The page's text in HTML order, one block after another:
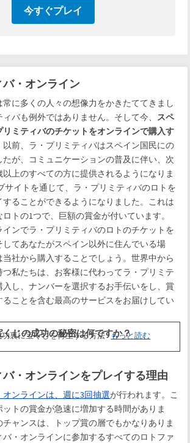
今すぐプレイ
・オンライン
に多くの人々の想像力をかきたててきまし
バも例外ではありません。そして今、 スペ
ミティバのチケットをオンラインで購入す
以前、ラ・プリミティバはスペイン国民にの
が、コミュニケーションの普及に伴い、次
上のすべての方に提供されるようになりま
サイトを通じて、ラ・プリミティバのロトを
ることができるようになりました。これは
トの1つで、巨額の賞金が付いています。
インでラ・プリミティバのロトのチケットを
てあなたがスペイン以外に住んでいる場
社から購入することでしょう。世界中から
私たちは、お客様に代わってラ・プリミテ
入し、ナンバーを選択するお手伝いをし、賞
ことを含む最高のサービスをお届けしてい
くじの成功の秘密は何ですか？
功裏に宝くじを再生する方法もっと読む
・オンラインをプレイする理由
ンラインは、週に3回抽選が行われます。こ
トの賞金が急速に増加する時間がありま
ャンスは、トップ賞の層でもかなりありま
・オンラインに参加するすべてのロトファ